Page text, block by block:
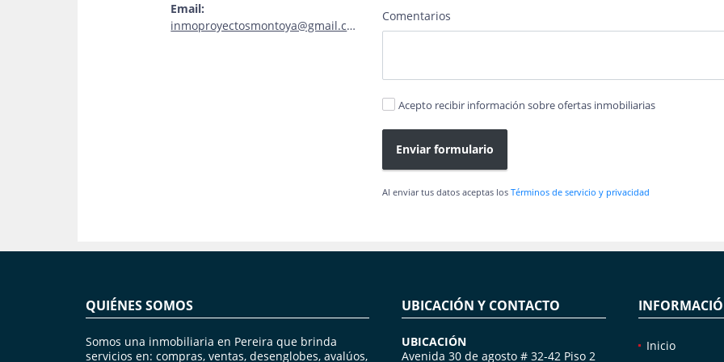
Email:
inmoproyectosmontoya@gmail.com
Comentarios
Acepto recibir información sobre ofertas inmobiliarias
Enviar formulario
Al enviar tus datos aceptas losTérminos de servicio y privacidad
QUIÉNES SOMOS
Somos una inmobiliaria en Pereira que brinda
servicios en: compras, ventas, desenglobes, avalúos,
UBICACIÓN Y CONTACTO
UBICACIÓN
Avenida 30 de agosto # 32-42 Piso 2
Inicio